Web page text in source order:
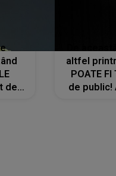
de
altfel
POATE FI
de public!